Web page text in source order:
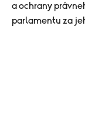
a ochrany
parlamentu za